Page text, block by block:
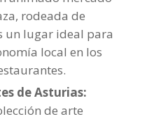
rodeada de
un lugar ideal para
local en los
de Asturias:
de arte